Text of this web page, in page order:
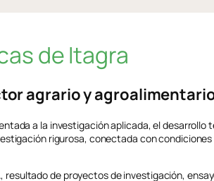
de Itagra
agrario y
a la investigación aplicada, el desarrollo
rigurosa, conectada con
de proyectos de investigación,